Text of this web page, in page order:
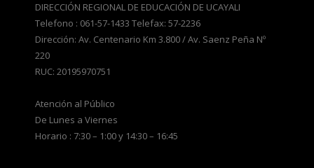
DIRECCIÓN REGIONAL DE EDUCACIÓN DE UCAYALI
Telefono : 061-57-1433 Telefax: 57-2236
Dirección: Av. Centenario Km 3.800 / Av. Saenz Peña Nº
220
RUC: 20195970751
Atención al Público
De Lunes a Viernes
Horario : 7:30 – 1:00 y 14:30 – 16:45